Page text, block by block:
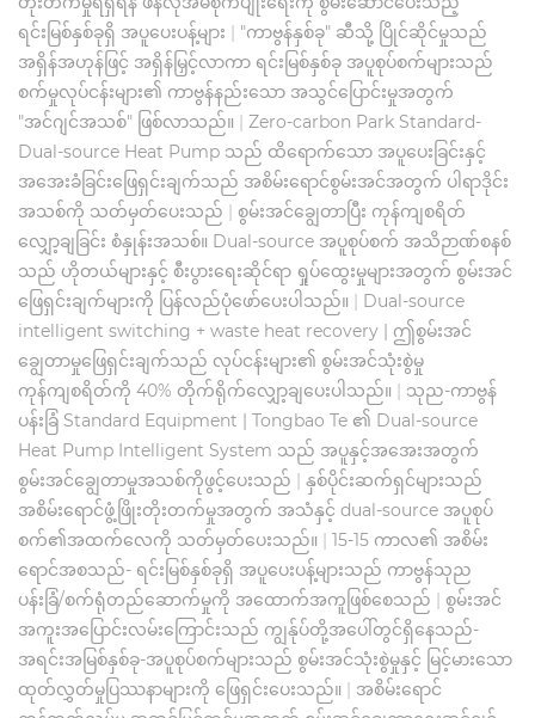
ရင်းမြစ်နှစ်ခုရှိ အပူပေးပန့်များ | "ကာဗွန်နှစ်ခု" ဆီသို့ ပြိုင်ဆိုင်မှုသည်
အရှိန်အဟုန်ဖြင့် အရှိန်မြှင့်လာကာ ရင်းမြစ်နှစ်ခု အပူစုပ်စက်များသည်
စက်မှုလုပ်ငန်းများ၏ ကာဗွန်နည်းသော အသွင်ပြောင်းမှုအတွက်
"အင်ဂျင်အသစ်" ဖြစ်လာသည်။ | Zero-carbon Park Standard-
Dual-source Heat Pump သည် ထိရောက်သော အပူပေးခြင်းနှင့်
အအေးခံခြင်းဖြေရှင်းချက်သည် အစိမ်းရောင်စွမ်းအင်အတွက် ပါရာဒိုင်း
အသစ်ကို သတ်မှတ်ပေးသည် | စွမ်းအင်ချွေတာပြီး ကုန်ကျစရိတ်
လျှော့ချခြင်း စံနှုန်းအသစ်။ Dual-source အပူစုပ်စက် အသိဉာဏ်စနစ်
သည် ဟိုတယ်များနှင့် စီးပွားရေးဆိုင်ရာ ရှုပ်ထွေးမှုများအတွက် စွမ်းအင်
ဖြေရှင်းချက်များကို ပြန်လည်ပုံဖော်ပေးပါသည်။ | Dual-source
intelligent switching + waste heat recovery | ဤစွမ်းအင်
ချွေတာမှုဖြေရှင်းချက်သည် လုပ်ငန်းများ၏ စွမ်းအင်သုံးစွဲမှု
ကုန်ကျစရိတ်ကို 40% တိုက်ရိုက်လျှော့ချပေးပါသည်။ | သုည-ကာဗွန်
ပန်းခြံ Standard Equipment | Tongbao Te ၏ Dual-source
Heat Pump Intelligent System သည် အပူနှင့်အအေးအတွက်
စွမ်းအင်ချွေတာမှုအသစ်ကိုဖွင့်ပေးသည် | နှစ်ပိုင်းဆက်ရှင်များသည်
အစိမ်းရောင်ဖွံ့ဖြိုးတိုးတက်မှုအတွက် အသံနှင့် dual-source အပူစုပ်
စက်၏အထက်လေကို သတ်မှတ်ပေးသည်။ | 15-15 ကာလ၏ အစိမ်း
ရောင်အစသည်- ရင်းမြစ်နှစ်ခုရှိ အပူပေးပန့်များသည် ကာဗွန်သုည
ပန်းခြံ/စက်ရုံတည်ဆောက်မှုကို အထောက်အကူဖြစ်စေသည် | စွမ်းအင်
အကူးအပြောင်းလမ်းကြောင်းသည် ကျွန်ုပ်တို့အပေါ်တွင်ရှိနေသည်-
အရင်းအမြစ်နှစ်ခု-အပူစုပ်စက်များသည် စွမ်းအင်သုံးစွဲမှုနှင့် မြင့်မားသော
ထုတ်လွှတ်မှုပြဿနာများကို ဖြေရှင်းပေးသည်။ | အစိမ်းရောင်